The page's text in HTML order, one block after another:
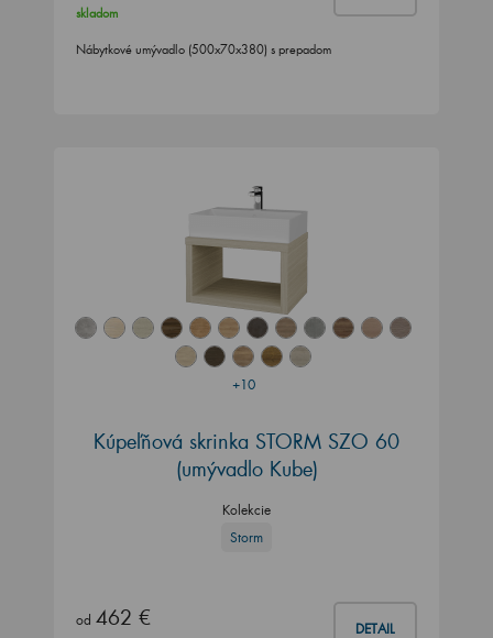
skladom
Nábytkové umývadlo (500x70x380) s prepadom
+10
Kúpeľňová skrinka STORM SZO 60
(umývadlo Kube)
Kolekcie
Storm
od 462 € DETAIL